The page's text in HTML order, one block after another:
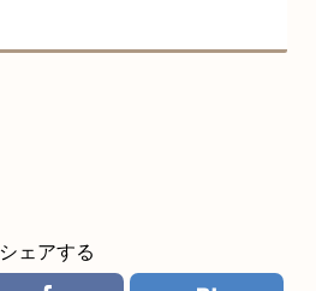
シェアする